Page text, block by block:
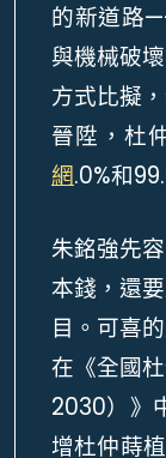
的新道路
與機械破
方式比擬
晉陞，杜
網.0%和
朱銘強先
本錢，還
目。可喜
在《全國
2030）》
增杜仲蒔